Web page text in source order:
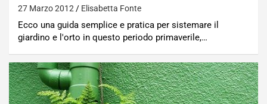
27 Marzo 2012 Elisabetta Fonte
Ecco una guida semplice e pratica per sistemare il
giardino e l'orto in questo periodo primaverile,…